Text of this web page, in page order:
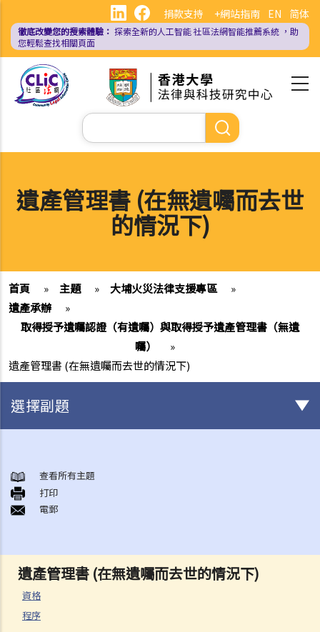
內
EN 简体
捐款支持 +網站指南
徹底改變您的搜索體驗： 探索全新的人工智能社區法網智能推薦系統 ，助
您輕鬆查找相關頁面
Search
遺產管理書 (在無遺囑而去世
的情況下)
首頁 » 主題 » 大埔火災法律支援專區
»
遺產承辦
»
取得授予遺囑認證（有遺囑）與取得授予遺產管理書（無遺
囑）
»
遺產管理書 (在無遺囑而去世的情況下)
遺產管理書 (在無遺囑而去世的情況下)
資格
程序
選擇副題
A. 火葬
B. 骨灰安置所（靈灰安置所）
C. 土葬
E. 骨灰撒海
F. 遺體／骨殖／骨灰出入香港
人身傷亡
傷者本人
查看所有主題
打印
電郵